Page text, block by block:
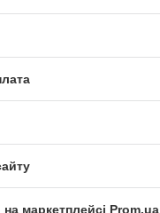
маркетплейсі Prom.ua